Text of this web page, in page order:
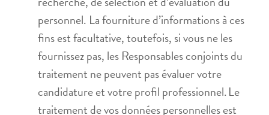
personnel. La fourniture d’informations à ces
fins est facultative, toutefois, si vous ne les
fournissez pas, les Responsables conjoints du
traitement ne peuvent pas évaluer votre
candidature et votre profil professionnel. Le
traitement de vos données personnelles est